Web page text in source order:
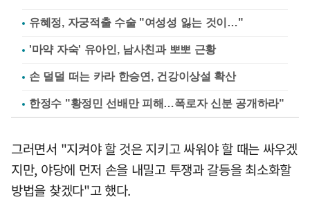
유혜정, 자궁적출 수술 "여성성 잃는 것이…"
'마약 자숙' 유아인, 남사친과 뽀뽀 근황
손 덜덜 떠는 카라 한승연, 건강이상설 확산
한정수 "황정민 선배만 피해…폭로자 신분 공개하라"
그러면서 "지켜야 할 것은 지키고 싸워야 할 때는 싸우겠
지만, 야당에 먼저 손을 내밀고 투쟁과 갈등을 최소화할
방법을 찾겠다"고 했다.